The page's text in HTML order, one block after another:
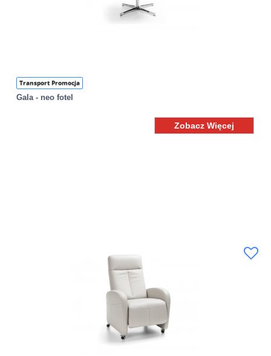
Transport Promocja
Gala - neo fotel
Zobacz Więcej